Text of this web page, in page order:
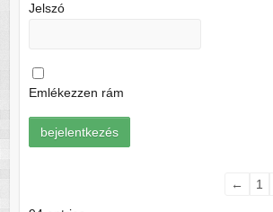
Jelszó
Emlékezzen rám
← 1